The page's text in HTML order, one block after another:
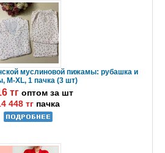
муслиновой пижамы: рубашка и
M-XL, 1 пачка (3 шт)
тг оптом за шт
448 тг пачка